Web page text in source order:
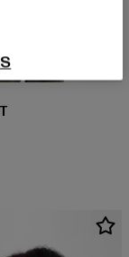
38,99 EUR